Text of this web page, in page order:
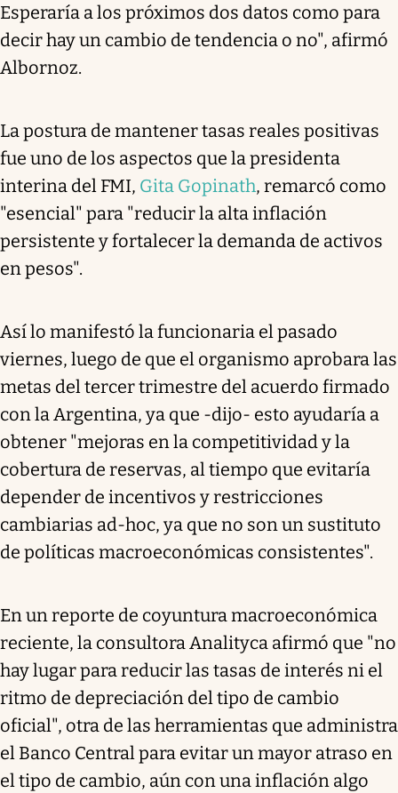
Esperaría a los próximos dos datos como para
decir hay un cambio de tendencia o no", afirmó
Albornoz.
La postura de mantener tasas reales positivas
fue uno de los aspectos que la presidenta
interina del FMI, Gita Gopinath, remarcó como
"esencial" para "reducir la alta inflación
persistente y fortalecer la demanda de activos
en pesos".
Así lo manifestó la funcionaria el pasado
viernes, luego de que el organismo aprobara las
metas del tercer trimestre del acuerdo firmado
con la Argentina, ya que -dijo- esto ayudaría a
obtener "mejoras en la competitividad y la
cobertura de reservas, al tiempo que evitaría
depender de incentivos y restricciones
cambiarias ad-hoc, ya que no son un sustituto
de políticas macroeconómicas consistentes".
En un reporte de coyuntura macroeconómica
reciente, la consultora Analityca afirmó que "no
hay lugar para reducir las tasas de interés ni el
ritmo de depreciación del tipo de cambio
oficial", otra de las herramientas que administra
el Banco Central para evitar un mayor atraso en
el tipo de cambio, aún con una inflación algo